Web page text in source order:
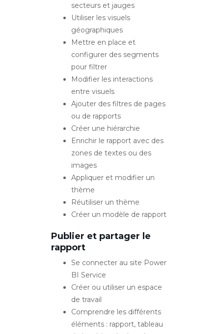
secteurs et jauges
Utiliser les visuels
géographiques
Mettre en place et
configurer des segments
pour filtrer
Modifier les interactions
entre visuels
Ajouter des filtres de pages
ou de rapports
Créer une hiérarchie
Enrichir le rapport avec des
zones de textes ou des
images
Appliquer et modifier un
thème
Réutiliser un thème
Créer un modèle de rapport
Publier et partager le
rapport
Se connecter au site Power
BI Service
Créer ou utiliser un espace
de travail
Comprendre les différents
éléments : rapport, tableau